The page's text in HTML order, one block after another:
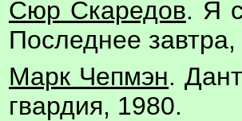
Сюр Скаредов. Я
Последнее завтра,
Марк Чепмэн.
гвардия, 1980.